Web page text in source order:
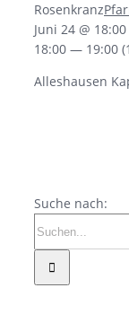
Rosenkranz
Juni 24 @ 18:00
18:00 — 19:00
Alleshausen
Suche nach: